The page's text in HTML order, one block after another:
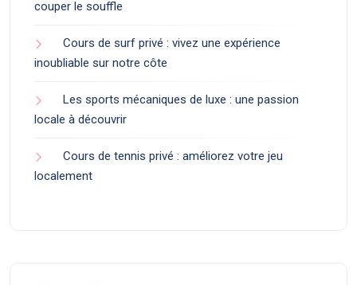
couper le souffle
Cours de surf privé : vivez une expérience
inoubliable sur notre côte
Les sports mécaniques de luxe : une passion
locale à découvrir
Cours de tennis privé : améliorez votre jeu
localement